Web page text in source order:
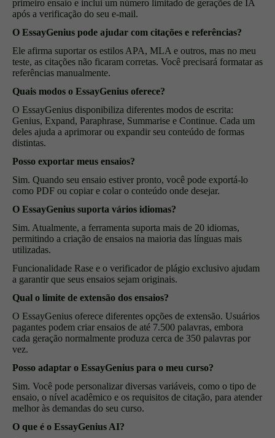
primeiro ensaio e inclui um número limitado de gerações de IA
após a verificação do seu e-mail.
O EssayGenius pode ajudar com citações e referências?
Ele afirma suportar os estilos APA, MLA e outros, mas no meu
teste, as citações não ficaram corretas. Você precisará formatar as
referências manualmente.
Quais modos o EssayGenius oferece?
O EssayGenius disponibiliza diferentes modos de escrita:
Genius, Expand, Paraphrase, Summarise e Continue. Cada um
deles ajuda a aprimorar ou expandir seu conteúdo de formas
distintas.
Posso exportar meus ensaios?
Sim. Quando seu ensaio estiver pronto, você pode exportá-lo
como PDF ou copiar e colar o conteúdo onde desejar.
O EssayGenius suporta vários idiomas?
Sim. Atualmente, a ferramenta suporta mais de 20 idiomas,
permitindo a criação de ensaios na maioria das línguas mais
utilizadas.
Funcionalidade Rase e o verificador de plágio exclusivo ajudam
a garantir que seus ensaios sejam originais.
Qual o limite de extensão dos ensaios?
O EssayGenius oferece diferentes opções de extensão. Usuários
pagantes podem criar ensaios de até 7.500 palavras, embora
cada geração normalmente produza cerca de 350 palavras por
vez.
Posso adaptar o EssayGenius para o meu curso?
Sim. Você pode personalizar diversas variáveis, como o tipo de
ensaio, o nível acadêmico e os requisitos de citação, para atender
melhor às demandas do seu curso.
O que é o EssayGenius AI?